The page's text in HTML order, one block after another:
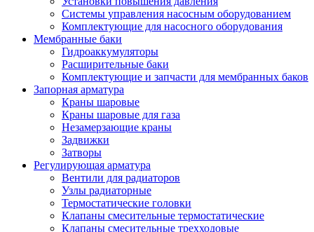
Системы управления насосным оборудованием
Комплектующие для насосного оборудования
Мембранные баки
Гидроаккумуляторы
Расширительные баки
Комплектующие и запчасти для мембранных баков
Запорная арматура
Краны шаровые
Краны шаровые для газа
Незамерзающие краны
Задвижки
Затворы
Регулирующая арматура
Вентили для радиаторов
Узлы радиаторные
Термостатические головки
Клапаны смесительные термостатические
Клапаны смесительные трехходовые